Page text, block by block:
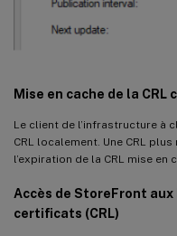
Mise en cache de la CRL
Le client de l’infrastructure à
CRL localement. Une CRL
l’expiration de la CRL mise en
Accès de StoreFront
certificats (CRL)